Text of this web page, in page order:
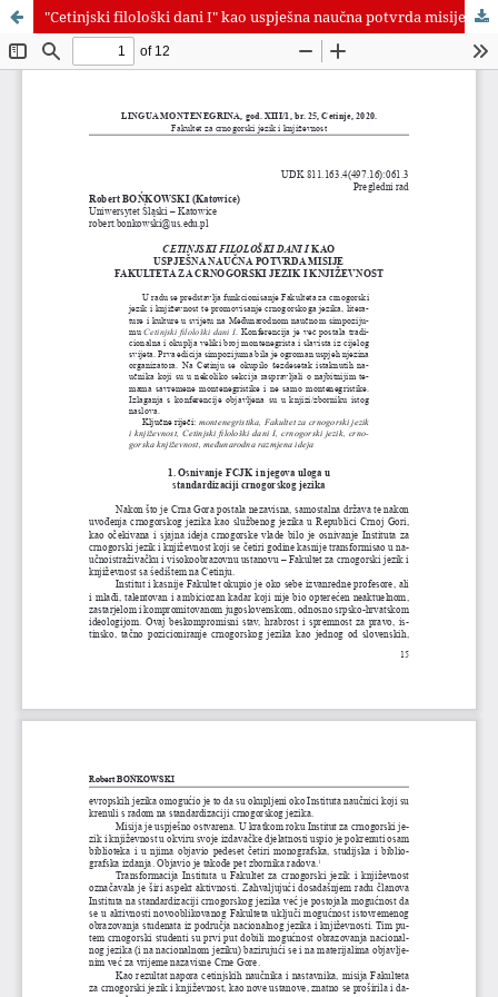
"Cetinjski filološki dani I" kao uspješna naučna potvrda misije Fakulteta za crnogorski jezik i književnost